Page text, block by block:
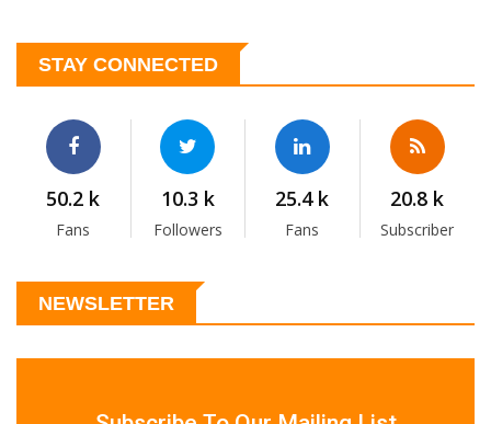
STAY CONNECTED
50.2 k
Fans
10.3 k
Followers
25.4 k
Fans
20.8 k
Subscriber
NEWSLETTER